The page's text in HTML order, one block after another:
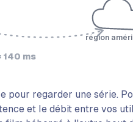
région
140 ms
regarder une série.
et le débit entre vos